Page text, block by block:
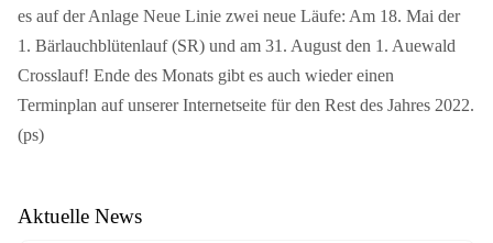
es auf der Anlage Neue Linie zwei neue Läufe: Am 18. Mai der
1. Bärlauchblütenlauf (SR) und am 31. August den 1. Auewald
Crosslauf! Ende des Monats gibt es auch wieder einen
Terminplan auf unserer Internetseite für den Rest des Jahres 2022.
(ps)
Aktuelle News